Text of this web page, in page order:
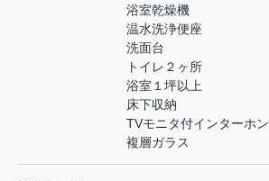
浴室乾燥機
温水洗浄便座
洗面台
トイレ２ヶ所
浴室１坪以上
床下収納
TVモニタ付インターホン
複層ガラス